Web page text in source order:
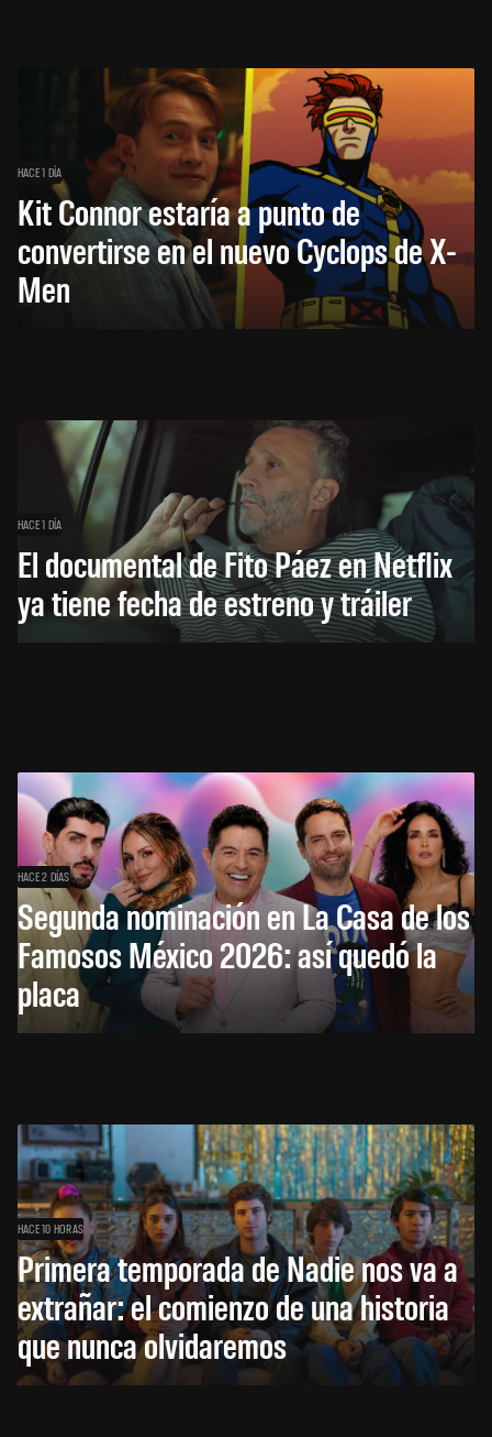
HACE 1 DÍA
Kit Connor estaría a punto de
convertirse en el nuevo Cyclops de X-
Men
HACE 1 DÍA
El documental de Fito Páez en Netflix
ya tiene fecha de estreno y tráiler
HACE 2 DÍAS
Segunda nominación en La Casa de los
Famosos México 2026: así quedó la
placa
HACE 10 HORAS
Primera temporada de Nadie nos va a
extrañar: el comienzo de una historia
que nunca olvidaremos